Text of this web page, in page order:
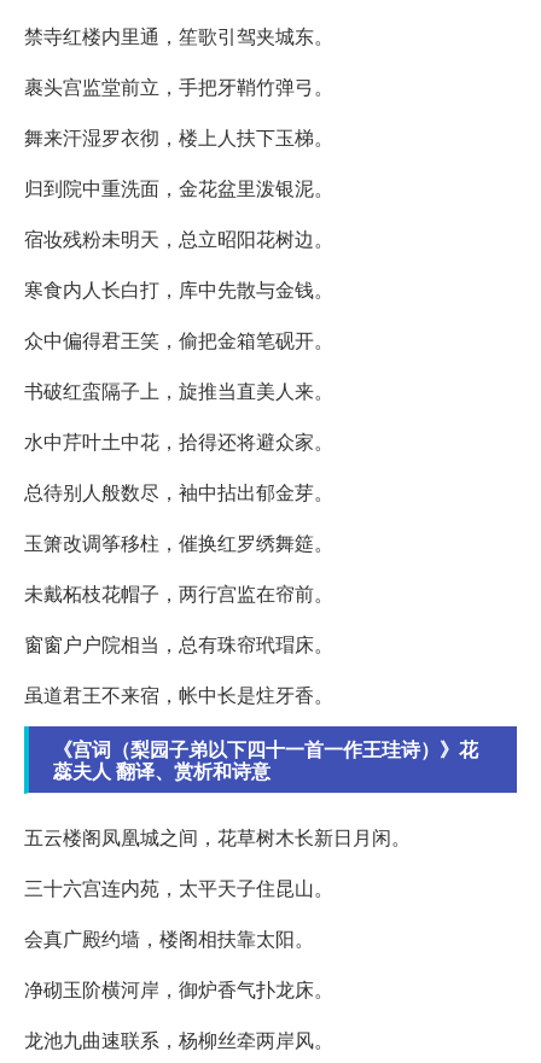
禁寺红楼内里通，笙歌引驾夹城东。
裹头宫监堂前立，手把牙鞘竹弹弓。
舞来汗湿罗衣彻，楼上人扶下玉梯。
归到院中重洗面，金花盆里泼银泥。
宿妆残粉未明天，总立昭阳花树边。
寒食内人长白打，库中先散与金钱。
众中偏得君王笑，偷把金箱笔砚开。
书破红蛮隔子上，旋推当直美人来。
水中芹叶土中花，拾得还将避众家。
总待别人般数尽，袖中拈出郁金芽。
玉箫改调筝移柱，催换红罗绣舞筵。
未戴柘枝花帽子，两行宫监在帘前。
窗窗户户院相当，总有珠帘玳瑁床。
虽道君王不来宿，帐中长是炷牙香。
《宫词（梨园子弟以下四十一首一作王珪诗）》花
蕊夫人 翻译、赏析和诗意
五云楼阁凤凰城之间，花草树木长新日月闲。
三十六宫连内苑，太平天子住昆山。
会真广殿约墙，楼阁相扶靠太阳。
净砌玉阶横河岸，御炉香气扑龙床。
龙池九曲速联系，杨柳丝牵两岸风。